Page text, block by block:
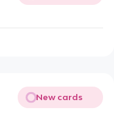
New cards